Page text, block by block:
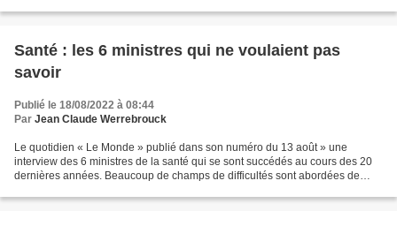
Santé : les 6 ministres qui ne voulaient pas
savoir
Publié le 18/08/2022 à 08:44
Par Jean Claude Werrebrouck
Le quotidien « Le Monde » publié dans son numéro du 13 août » une
interview des 6 ministres de la santé qui se sont succédés au cours des 20
dernières années. Beaucoup de champs de difficultés sont abordées de